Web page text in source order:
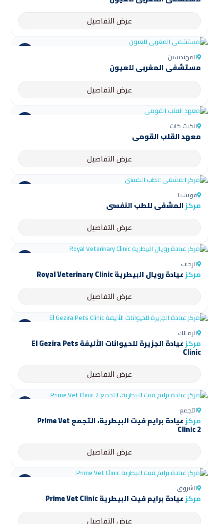
عرض التفاصيل
المهندسين
مستشفى المغربي للعيون
عرض التفاصيل
الكيت كات
معهد القلب القومي
عرض التفاصيل
قويسنا
مركزالمشفى للطب النفسي
عرض التفاصيل
الرحاب
مركزعيادة رويال البيطرية Royal Veterinary Clinic
عرض التفاصيل
الزمالك
مركز عيادة الجزيرة للحيوانات الأليفة El Gezira Pets
Clinic
عرض التفاصيل
التجمع
مركز عيادة برايم فيت البيطرية، التجمع Prime Vet
Clinic 2
عرض التفاصيل
الشروق
مركزعيادة برايم فيت البيطرية Prime Vet Clinic
عرض التفاصيل